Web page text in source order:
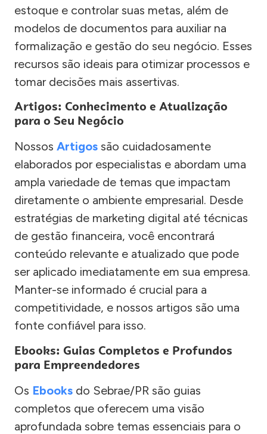
estoque e controlar suas metas, além de
modelos de documentos para auxiliar na
formalização e gestão do seu negócio. Esses
recursos são ideais para otimizar processos e
tomar decisões mais assertivas.
Artigos: Conhecimento e Atualização
para o Seu Negócio
Nossos Artigos são cuidadosamente
elaborados por especialistas e abordam uma
ampla variedade de temas que impactam
diretamente o ambiente empresarial. Desde
estratégias de marketing digital até técnicas
de gestão financeira, você encontrará
conteúdo relevante e atualizado que pode
ser aplicado imediatamente em sua empresa.
Manter-se informado é crucial para a
competitividade, e nossos artigos são uma
fonte confiável para isso.
Ebooks: Guias Completos e Profundos
para Empreendedores
Os Ebooks do Sebrae/PR são guias
completos que oferecem uma visão
aprofundada sobre temas essenciais para o